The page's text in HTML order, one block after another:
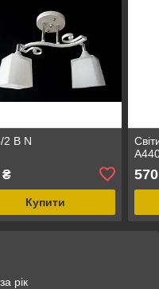
2 B N
Купити
570
рік